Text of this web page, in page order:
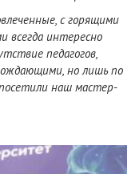
с горящими
всегда интересно
педагогов,
но лишь по
наш мастер-